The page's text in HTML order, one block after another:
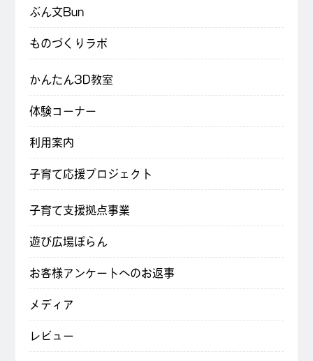
ぶん文Bun
ものづくりラボ
かんたん3D教室
体験コーナー
利用案内
子育て応援プロジェクト
子育て支援拠点事業
遊び広場ぽらん
お客様アンケートへのお返事
メディア
レビュー